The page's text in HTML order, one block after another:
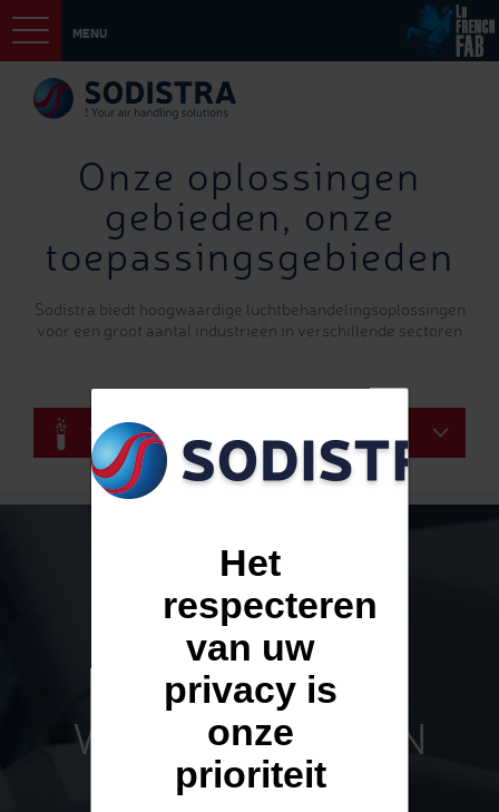
MENU
Onze oplossingen
gebieden, onze
toepassingsgebieden
Sodistra biedt hoogwaardige luchtbehandelingsoplossingen
voor een groot aantal industrieën in verschillende sectoren
Wetenschap en onderzoek
WETENSCHAP EN
ONDERZOEK
Het
respecteren
van uw
privacy is
onze
prioriteit